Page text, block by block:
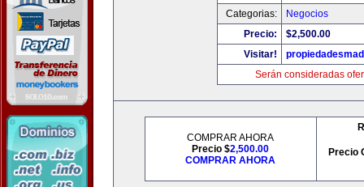
Categorias:
Negocios
Precio:
$2,500.00
Visitar!
Serán consideradas
COMPRAR AHORA
Precio $2,500.00
COMPRAR AHORA
Precio